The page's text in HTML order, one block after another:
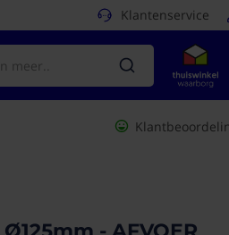
Klantenservice